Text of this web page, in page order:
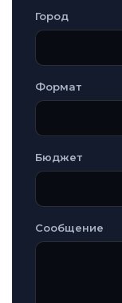
Город
Формат
Бюджет
Сообщение